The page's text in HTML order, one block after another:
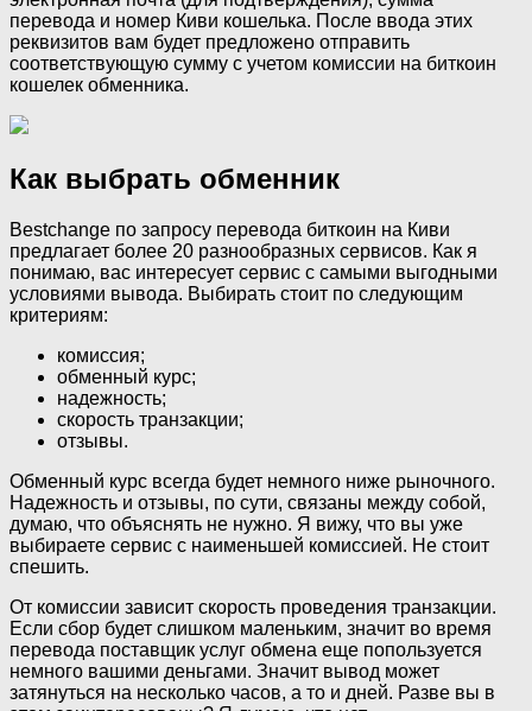
перевода и номер Киви кошелька. После ввода этих
реквизитов вам будет предложено отправить
соответствующую сумму с учетом комиссии на биткоин
кошелек обменника.
Как выбрать обменник
Bestchange по запросу перевода биткоин на Киви
предлагает более 20 разнообразных сервисов. Как я
понимаю, вас интересует сервис с самыми выгодными
условиями вывода. Выбирать стоит по следующим
критериям:
комиссия;
обменный курс;
надежность;
скорость транзакции;
отзывы.
Обменный курс всегда будет немного ниже рыночного.
Надежность и отзывы, по сути, связаны между собой,
думаю, что объяснять не нужно. Я вижу, что вы уже
выбираете сервис с наименьшей комиссией. Не стоит
спешить.
От комиссии зависит скорость проведения транзакции.
Если сбор будет слишком маленьким, значит во время
перевода поставщик услуг обмена еще попользуется
немного вашими деньгами. Значит вывод может
затянуться на несколько часов, а то и дней. Разве вы в